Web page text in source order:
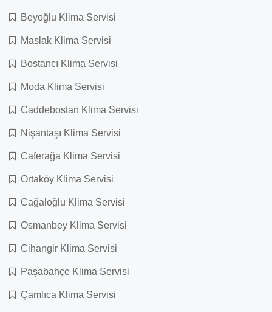
Beyoğlu Klima Servisi
Maslak Klima Servisi
Bostancı Klima Servisi
Moda Klima Servisi
Caddebostan Klima Servisi
Nişantaşı Klima Servisi
Caferağa Klima Servisi
Ortaköy Klima Servisi
Cağaloğlu Klima Servisi
Osmanbey Klima Servisi
Cihangir Klima Servisi
Paşabahçe Klima Servisi
Çamlıca Klima Servisi